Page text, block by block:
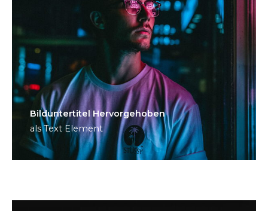
Bild­unter­titel Hervorgehoben
als Text Element